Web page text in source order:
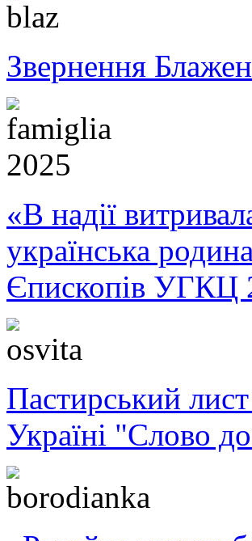
Звернення
«В надії
українська
Єпископів УГКЦ
Пастирський
Україні "Слово